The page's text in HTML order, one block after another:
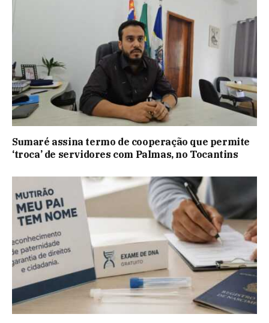
Sumaré assina termo de cooperação que permite
‘troca’ de servidores com Palmas, no Tocantins